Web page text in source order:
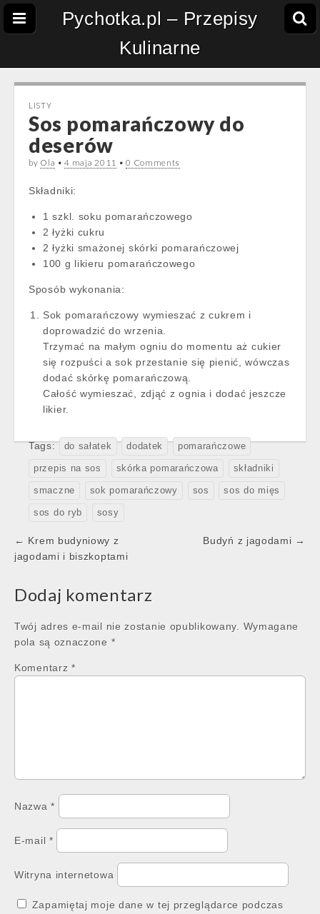
Pychotka.pl – Przepisy
Kulinarne
LISTY
Sos pomarańczowy do
deserów
by Ola •4 maja 2011 •0 Comments
Składniki:
1 szkl. soku pomarańczowego
2 łyżki cukru
2 łyżki smażonej skórki pomarańczowej
100 g likieru pomarańczowego
Sposób wykonania:
Sok pomarańczowy wymieszać z cukrem i
doprowadzić do wrzenia.
Trzymać na małym ogniu do momentu aż cukier
się rozpuści a sok przestanie się pienić, wówczas
dodać skórkę pomarańczową.
Całość wymieszać, zdjąć z ognia i dodać jeszcze
likier.
Tags: do sałatek dodatek pomarańczowe
przepis na sos skórka pomarańczowa składniki
smaczne sok pomarańczowy sos sos do mięs
sos do ryb sosy
Post
navigation
← Krem budyniowy z
jagodami i biszkoptami
Budyń z jagodami →
Dodaj komentarz
Twój adres e-mail nie zostanie opublikowany.
Wymagane
pola są oznaczone *
Komentarz *
Nazwa*
E-mail *
Witryna internetowa
Zapamiętaj moje dane w tej przeglądarce podczas